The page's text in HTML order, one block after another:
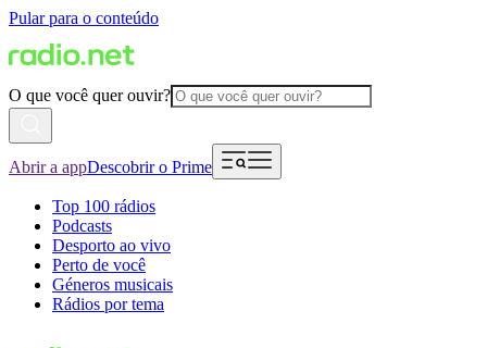
Pular para o conteúdo
O que você quer ouvir?
Abrir a appDescobrir o Prime
Top 100 rádios
Podcasts
Desporto ao vivo
Perto de você
Géneros musicais
Rádios por tema